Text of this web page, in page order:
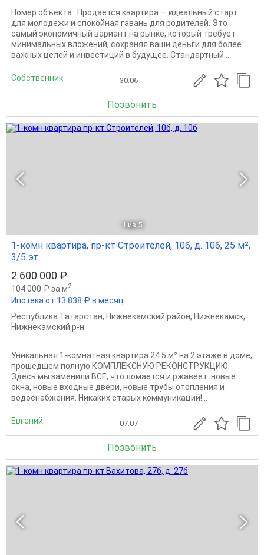
Номер объекта:. Продается квартира — идеальный старт
для молодежи и спокойная гавань для родителей. Это
самый экономичный вариант на рынке, который требует
минимальных вложений, сохраняя ваши деньги для более
важных целей и инвестиций в будущее. Стандартный...
Собственник 30.06
Позвонить
1 из 5
1-комн квартира, пр-кт Строителей, 10б, д. 10б, 25 м²,
3/5 эт.
2 600 000 ₽
104 000 ₽ за м2
Ипотека от 13 838 ₽ в месяц
Республика Татарстан, Нижнекамский район, Нижнекамск,
Нижнекамский р-н
Уникальная 1-комнатная квартира 24.5 м² на 2 этаже в доме,
прошедшем полную КОМПЛЕКСНУЮ РЕКОНСТРУКЦИЮ.
Здесь мы заменили ВСЁ, что ломается и ржавеет: новые
окна, новые входные двери, новые трубы отопления и
водоснабжения. Никаких старых коммуникаций!...
Евгений 07.07
Позвонить